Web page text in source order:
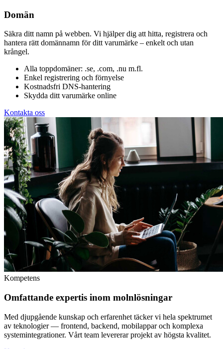
Domän
Säkra ditt namn på webben. Vi hjälper dig att hitta, registrera och
hantera rätt domännamn för ditt varumärke – enkelt och utan
krångel.
Alla toppdomäner: .se, .com, .nu m.fl.
Enkel registrering och förnyelse
Kostnadsfri DNS-hantering
Skydda ditt varumärke online
Kontakta oss
Kompetens
Omfattande expertis inom molnlösningar
Med djupgående kunskap och erfarenhet täcker vi hela spektrumet
av teknologier — frontend, backend, mobilappar och komplexa
systemintegrationer. Vårt team levererar projekt av högsta kvalitet.